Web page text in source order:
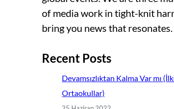
of media work in tight-knit
bring you news that resonates.
Recent Posts
Devamsızlıktan Kalma Var mı
Ortaokullar)